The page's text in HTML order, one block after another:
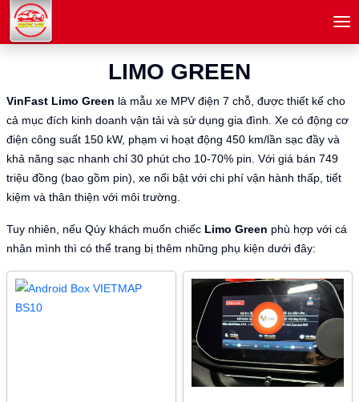
menu
LIMO GREEN
VinFast Limo Green là mẫu xe MPV điện 7 chỗ, được thiết kế cho
cả mục đích kinh doanh vận tải và sử dụng gia đình. Xe có động cơ
điện công suất 150 kW, phạm vi hoạt động 450 km/lần sạc đầy và
khả năng sạc nhanh chỉ 30 phút cho 10-70% pin. Với giá bán 749
triệu đồng (bao gồm pin), xe nổi bật với chi phí vận hành thấp, tiết
kiệm và thân thiện với môi trường.
Tuy nhiên, nếu Qúy khách muốn chiếc Limo Green phù hợp với cá
nhân mình thì có thể trang bị thêm những phụ kiện dưới đây: